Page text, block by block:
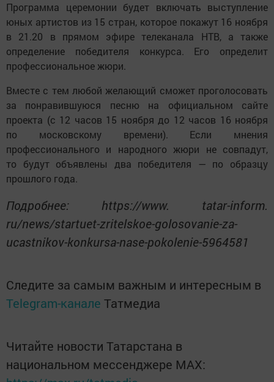
Программа церемонии будет включать выступление
юных артистов из 15 стран, которое покажут 16 ноября
в 21.20 в прямом эфире телеканала НТВ, а также
определение победителя конкурса. Его определит
профессиональное жюри.
Вместе с тем любой желающий сможет проголосовать
за понравившуюся песню на официальном сайте
проекта (с 12 часов 15 ноября до 12 часов 16 ноября
по московскому времени). Если мнения
профессионального и народного жюри не совпадут,
то будут объявлены два победителя — по образцу
прошлого года.
Подробнее: https://www. tatar-inform.
ru/news/startuet-zritelskoe-golosovanie-za-
ucastnikov-konkursa-nase-pokolenie-5964581
Следите за самым важным и интересным в
Telegram-канале Татмедиа
Читайте новости Татарстана в
национальном мессенджере MАХ: